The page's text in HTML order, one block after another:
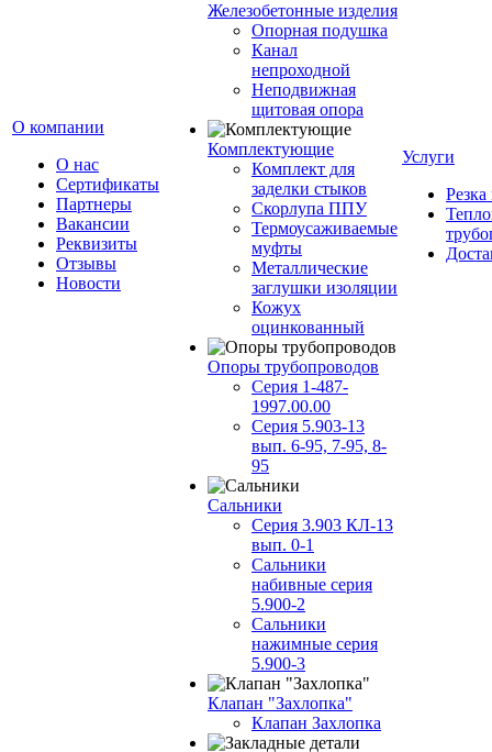
О компании
О нас
Сертификаты
Партнеры
Вакансии
Реквизиты
Отзывы
Новости
Железобетонные изделия
Опорная подушка
Канал
непроходной
Неподвижная
щитовая опора
Комплектующие
Комплект для
заделки стыков
Скорлупа ППУ
Термоусаживаемые
муфты
Металлические
заглушки изоляции
Кожух
оцинкованный
Опоры трубопроводов
Серия 1-487-
1997.00.00
Серия 5.903-13
вып. 6-95, 7-95, 8-
95
Сальники
Серия 3.903 КЛ-13
вып. 0-1
Сальники
набивные серия
5.900-2
Сальники
нажимные серия
5.900-3
Клапан "Захлопка"
Клапан Захлопка
Услуги
Резка